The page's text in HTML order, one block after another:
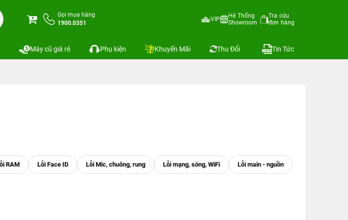
Gọi mua hàng
1900.0351
VIP
Hệ Thống
Showroom
Tra cứu
đơn hàng
Máy cũ giá rẻ Phụ kiện Khuyến Mãi Thu Đổi Tin Tức